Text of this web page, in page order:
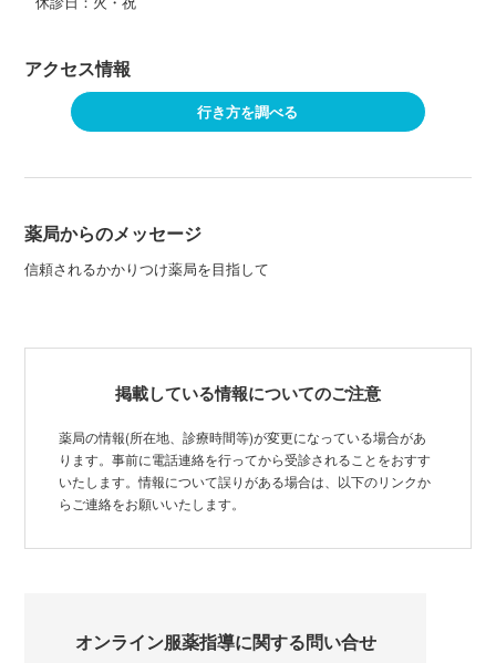
アクセス情報
行き方を調べる
薬局からのメッセージ
信頼されるかかりつけ薬局を目指して
掲載している情報についてのご注意
薬局の情報(所在地、診療時間等)が変更になっている場合があ
ります。事前に電話連絡を行ってから受診されることをおすす
いたします。情報について誤りがある場合は、以下のリンクか
らご連絡をお願いいたします。
オンライン服薬指導に関する問い合せ